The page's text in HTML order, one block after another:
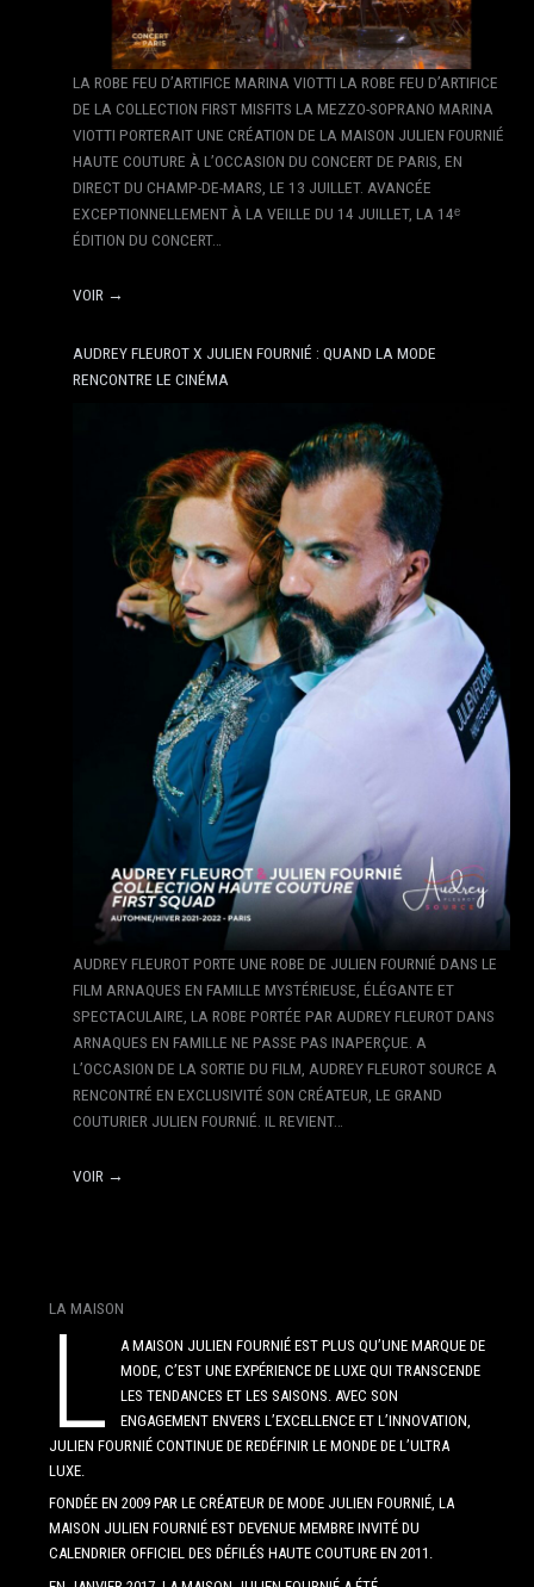
LA ROBE FEU D’ARTIFICE MARINA VIOTTI LA ROBE FEU D’ARTIFICE
DE LA COLLECTION FIRST MISFITS LA MEZZO-SOPRANO MARINA
VIOTTI PORTERAIT UNE CRÉATION DE LA MAISON JULIEN FOURNIÉ
HAUTE COUTURE À L’OCCASION DU CONCERT DE PARIS, EN
DIRECT DU CHAMP-DE-MARS, LE 13 JUILLET. AVANCÉE
EXCEPTIONNELLEMENT À LA VEILLE DU 14 JUILLET, LA 14ᵉ
ÉDITION DU CONCERT…
VOIR →
AUDREY FLEUROT X JULIEN FOURNIÉ : QUAND LA MODE
RENCONTRE LE CINÉMA
AUDREY FLEUROT PORTE UNE ROBE DE JULIEN FOURNIÉ DANS LE
FILM ARNAQUES EN FAMILLE MYSTÉRIEUSE, ÉLÉGANTE ET
SPECTACULAIRE, LA ROBE PORTÉE PAR AUDREY FLEUROT DANS
ARNAQUES EN FAMILLE NE PASSE PAS INAPERÇUE. A
L’OCCASION DE LA SORTIE DU FILM, AUDREY FLEUROT SOURCE A
RENCONTRÉ EN EXCLUSIVITÉ SON CRÉATEUR, LE GRAND
COUTURIER JULIEN FOURNIÉ. IL REVIENT…
VOIR →
LA MAISON
L
A MAISON JULIEN FOURNIÉ EST PLUS QU’UNE MARQUE DE
MODE, C’EST UNE EXPÉRIENCE DE LUXE QUI TRANSCENDE
LES TENDANCES ET LES SAISONS. AVEC SON
ENGAGEMENT ENVERS L’EXCELLENCE ET L’INNOVATION,
JULIEN FOURNIÉ CONTINUE DE REDÉFINIR LE MONDE DE L’ULTRA
LUXE.
FONDÉE EN 2009 PAR LE CRÉATEUR DE MODE JULIEN FOURNIÉ, LA
MAISON JULIEN FOURNIÉ EST DEVENUE MEMBRE INVITÉ DU
CALENDRIER OFFICIEL DES DÉFILÉS HAUTE COUTURE EN 2011.